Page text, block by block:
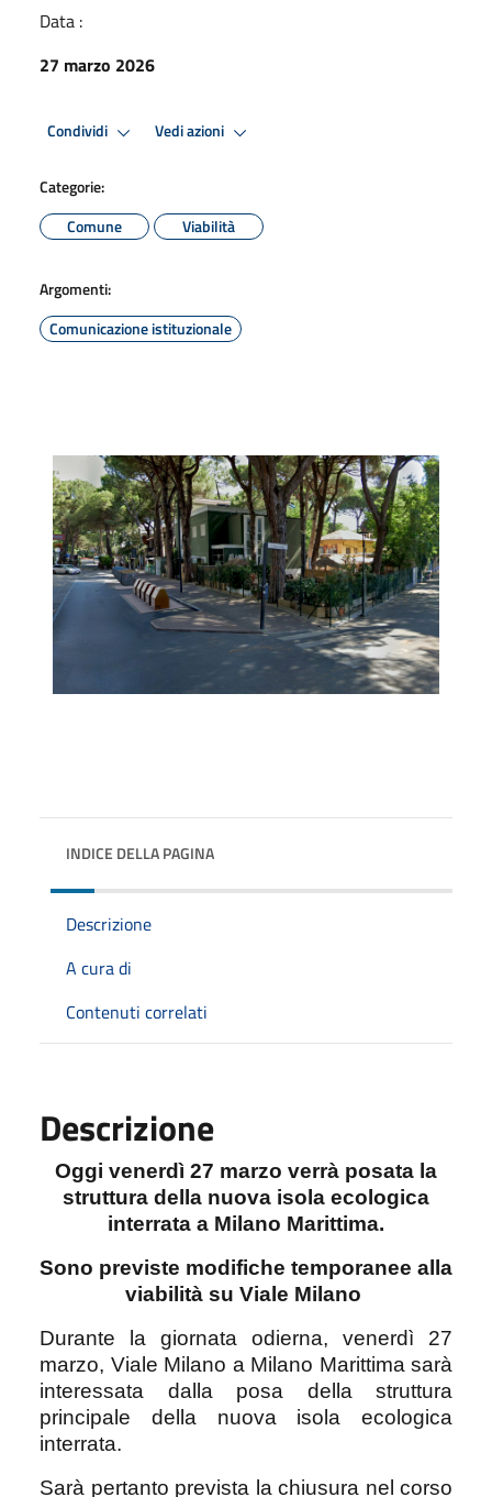
Data :
27 marzo 2026
Condividi Vedi azioni
Categorie:
Comune
Viabilità
Argomenti:
Comunicazione istituzionale
INDICE DELLA PAGINA
Descrizione
A cura di
Contenuti correlati
Descrizione
Oggi venerdì 27 marzo verrà posata la
struttura della nuova isola ecologica
interrata a Milano Marittima.
Sono previste modifiche temporanee alla
viabilità su Viale Milano
Durante la giornata odierna, venerdì 27
marzo, Viale Milano a Milano Marittima sarà
interessata dalla posa della struttura
principale della nuova isola ecologica
interrata.
Sarà pertanto prevista la chiusura nel corso